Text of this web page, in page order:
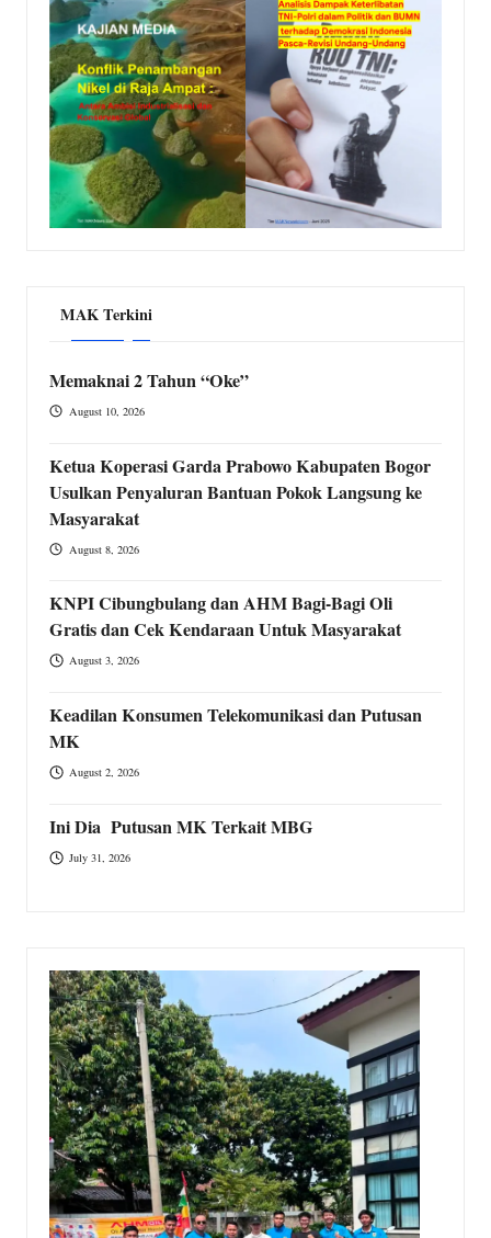
MAK Terkini
Memaknai 2 Tahun “Oke”
August 10, 2026
Ketua Koperasi Garda Prabowo Kabupaten Bogor
Usulkan Penyaluran Bantuan Pokok Langsung ke
Masyarakat
August 8, 2026
KNPI Cibungbulang dan AHM Bagi-Bagi Oli
Gratis dan Cek Kendaraan Untuk Masyarakat
August 3, 2026
Keadilan Konsumen Telekomunikasi dan Putusan
MK
August 2, 2026
Ini Dia Putusan MK Terkait MBG
July 31, 2026